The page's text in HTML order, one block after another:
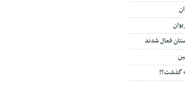
فعال شدند
گذشت؟!